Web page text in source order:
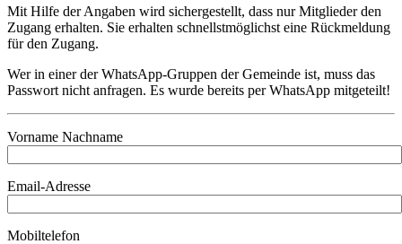
Mit Hilfe der Angaben wird sichergestellt, dass nur Mitglieder den
Zugang erhalten. Sie erhalten schnellstmöglichst eine Rückmeldung
für den Zugang.
Wer in einer der WhatsApp-Gruppen der Gemeinde ist, muss das
Passwort nicht anfragen. Es wurde bereits per WhatsApp mitgeteilt!
Vorname Nachname
Email-Adresse
Mobiltelefon